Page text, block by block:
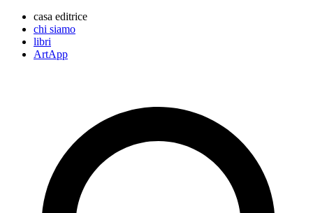
casa editrice
chi siamo
libri
ArtApp